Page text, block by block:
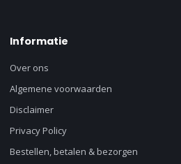
Informatie
Over ons
Algemene voorwaarden
Disclaimer
Privacy Policy
Bestellen, betalen & bezorgen